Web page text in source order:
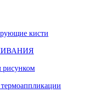
кисти
рисунком